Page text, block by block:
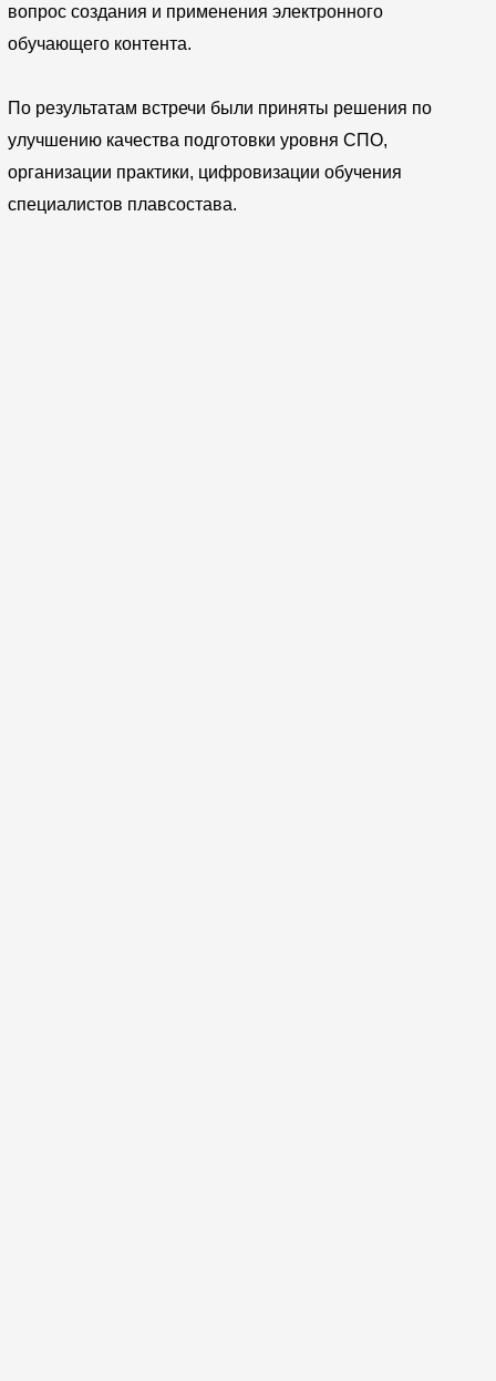
вопрос создания и применения электронного
обучающего контента.
По результатам встречи были приняты решения по
улучшению качества подготовки уровня СПО,
организации практики, цифровизации обучения
специалистов плавсостава.